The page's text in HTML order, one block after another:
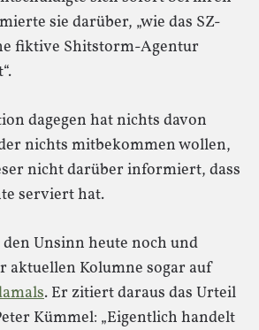
sie darüber, „wie das SZ-
fiktive Shitstorm-Agentur
dagegen hat nichts davon
nichts mitbekommen wollen,
nicht darüber informiert, dass
serviert hat.
den Unsinn heute noch und
aktuellen Kolumne sogar auf
. Er zitiert daraus das Urteil
Kümmel: „Eigentlich handelt